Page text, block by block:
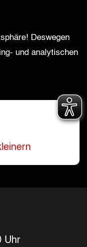
Deswegen
und analytischen
Uhr
E-Mail-